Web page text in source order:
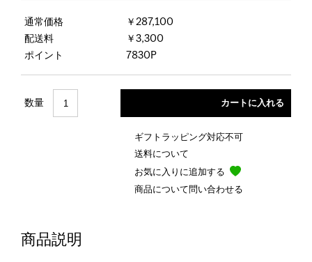
通常価格
￥287,100
配送料
￥3,300
ポイント
7830P
数量
ギフトラッピング対応不可
送料について
お気に入りに追加する
商品について問い合わせる
商品説明